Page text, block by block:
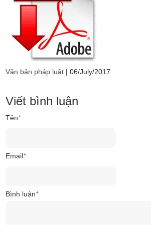
Văn bản pháp luật | 06/July/2017
Viết bình luận
Tên*
Email*
Bình luận*